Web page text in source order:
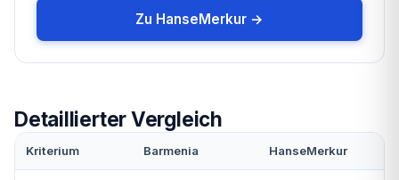
Zu HanseMerkur →
Detaillierter Vergleich
Kriterium Barmenia HanseMerkur